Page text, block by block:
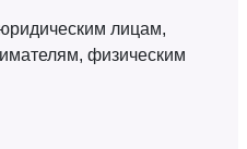
лицам,
физическим